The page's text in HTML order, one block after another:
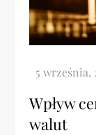
Wpływ
walut